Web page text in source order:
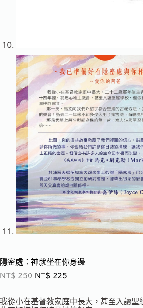
隱密處：神就坐在你身邊
NT$250 NT$ 225
我從小在基督教家庭中長大，甚至入讀聖